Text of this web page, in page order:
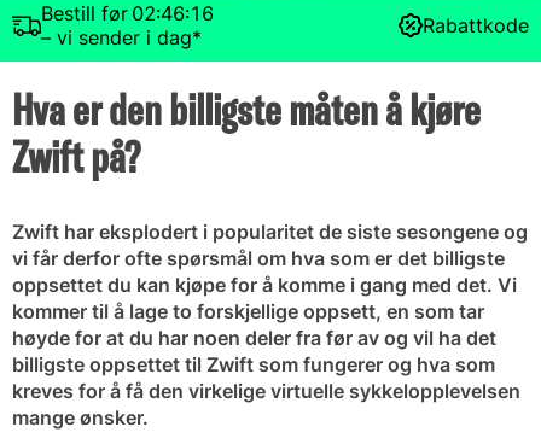
Bestill før 02:46:15
– vi sender i dag*
Rabattkode
Hva er den billigste måten å kjøre
Zwift på?
Zwift har eksplodert i popularitet de siste sesongene og
vi får derfor ofte spørsmål om hva som er det billigste
oppsettet du kan kjøpe for å komme i gang med det. Vi
kommer til å lage to forskjellige oppsett, en som tar
høyde for at du har noen deler fra før av og vil ha det
billigste oppsettet til Zwift som fungerer og hva som
kreves for å få den virkelige virtuelle sykkelopplevelsen
mange ønsker.